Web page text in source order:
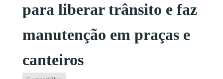
para liberar trânsito e faz
manutenção em praças e
canteiros